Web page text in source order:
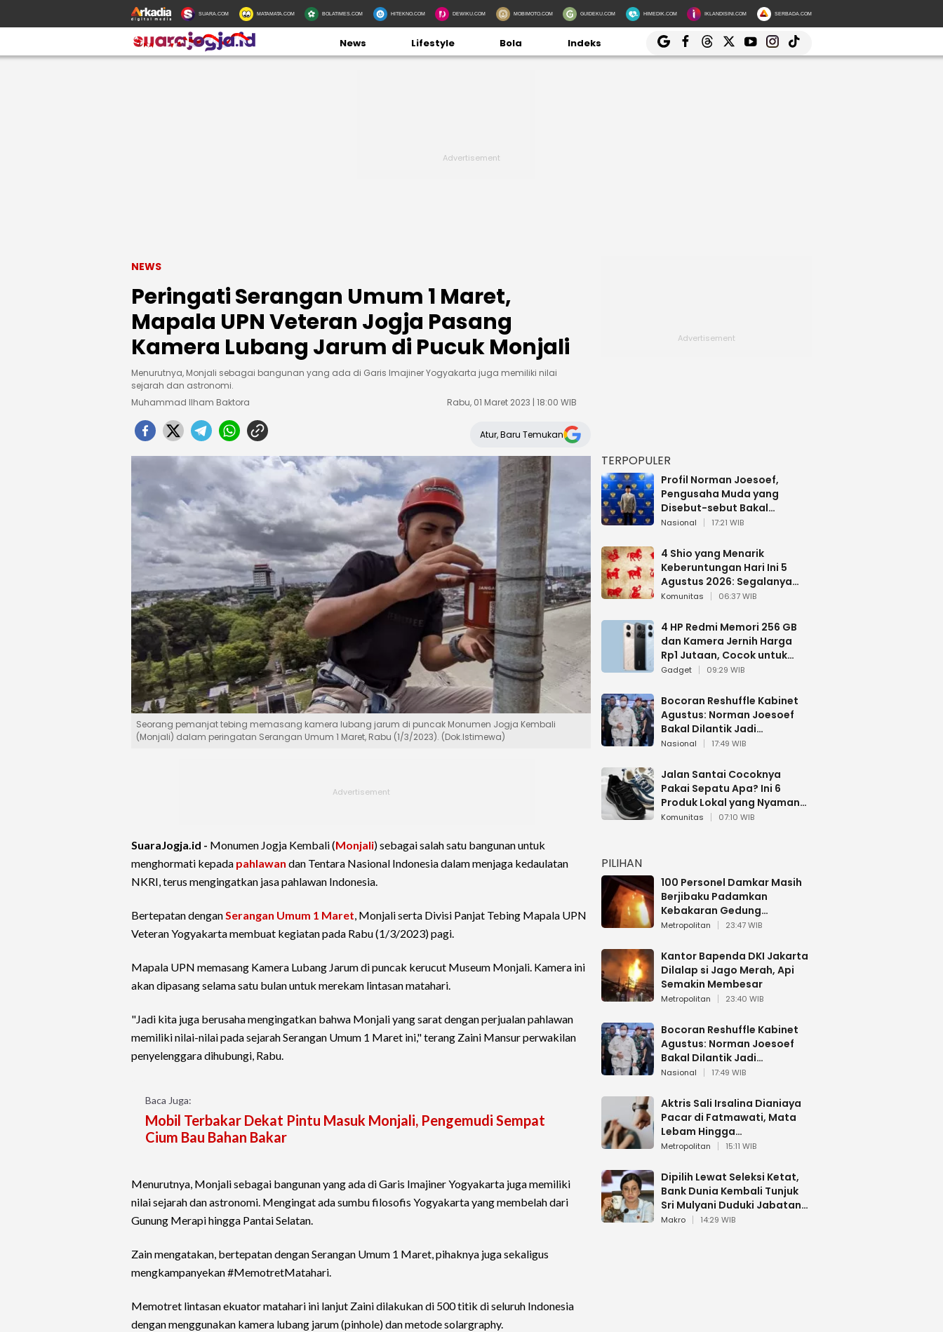
SUARA.COM MATAMATA.COM BOLATIMES.COM HITEKNO.COM DEWIKU.COM MOBIMOTO.COM GUIDEKU.COM HIMEDIK.COM IKLANDISINI.COM SERBADA.COM
News Lifestyle Bola Indeks
NEWS
Peringati Serangan Umum 1 Maret,
Mapala UPN Veteran Jogja Pasang
Kamera Lubang Jarum di Pucuk Monjali
Menurutnya, Monjali sebagai bangunan yang ada di Garis Imajiner Yogyakarta juga memiliki nilai
sejarah dan astronomi.
Muhammad Ilham Baktora
Rabu, 01 Maret 2023 | 18:00 WIB
Atur, Baru Temukan
Seorang pemanjat tebing memasang kamera lubang jarum di puncak Monumen Jogja Kembali
(Monjali) dalam peringatan Serangan Umum 1 Maret, Rabu (1/3/2023). (Dok.Istimewa)
SuaraJogja.id - Monumen Jogja Kembali (Monjali) sebagai salah satu bangunan untuk
menghormati kepada pahlawan dan Tentara Nasional Indonesia dalam menjaga kedaulatan
NKRI, terus mengingatkan jasa pahlawan Indonesia.
Bertepatan denganSerangan Umum 1 Maret, Monjali serta Divisi Panjat Tebing Mapala UPN
Veteran Yogyakarta membuat kegiatan pada Rabu (1/3/2023) pagi.
Mapala UPN memasang Kamera Lubang Jarum di puncak kerucut Museum Monjali. Kamera ini
akan dipasang selama satu bulan untuk merekam lintasan matahari.
"Jadi kita juga berusaha mengingatkan bahwa Monjali yang sarat dengan perjualan pahlawan
memiliki nilai-nilai pada sejarah Serangan Umum 1 Maret ini," terang Zaini Mansur perwakilan
penyelenggara dihubungi, Rabu.
Baca Juga:
Mobil Terbakar Dekat Pintu Masuk Monjali, Pengemudi Sempat
Cium Bau Bahan Bakar
Menurutnya, Monjali sebagai bangunan yang ada di Garis Imajiner Yogyakarta juga memiliki
nilai sejarah dan astronomi. Mengingat ada sumbu filosofis Yogyakarta yang membelah dari
Gunung Merapi hingga Pantai Selatan.
Zain mengatakan, bertepatan dengan Serangan Umum 1 Maret, pihaknya juga sekaligus
mengkampanyekan #MemotretMatahari.
Memotret lintasan ekuator matahari ini lanjut Zaini dilakukan di 500 titik di seluruh Indonesia
dengan menggunakan kamera lubang jarum (pinhole) dan metode solargraphy.
TERPOPULER
Profil Norman Joesoef,
Pengusaha Muda yang
Disebut-sebut Bakal
Dilantik Jadi Wamenhan RI
Nasional 17:21 WIB
4 Shio yang Menarik
Keberuntungan Hari Ini 5
Agustus 2026: Segalanya
Berjalan Lancar
Komunitas 06:37 WIB
4 HP Redmi Memori 256 GB
dan Kamera Jernih Harga
Rp1 Jutaan, Cocok untuk
Multitasking
Gadget 09:29 WIB
Bocoran Reshuffle Kabinet
Agustus: Norman Joesoef
Bakal Dilantik Jadi
Wamenhan RI
Nasional 17:49 WIB
Jalan Santai Cocoknya
Pakai Sepatu Apa? Ini 6
Produk Lokal yang Nyaman
Buat 17 Agustusan
Komunitas 07:10 WIB
PILIHAN
100 Personel Damkar Masih
Berjibaku Padamkan
Kebakaran Gedung
Bapenda DKI
Metropolitan 23:47 WIB
Kantor Bapenda DKI Jakarta
Dilalap si Jago Merah, Api
Semakin Membesar
Metropolitan 23:40 WIB
Bocoran Reshuffle Kabinet
Agustus: Norman Joesoef
Bakal Dilantik Jadi
Wamenhan RI
Nasional 17:49 WIB
Aktris Sali Irsalina Dianiaya
Pacar di Fatmawati, Mata
Lebam Hingga
Diselamatkan Polantas
Metropolitan 15:11 WIB
Dipilih Lewat Seleksi Ketat,
Bank Dunia Kembali Tunjuk
Sri Mulyani Duduki Jabatan
Strategis
Makro 14:29 WIB